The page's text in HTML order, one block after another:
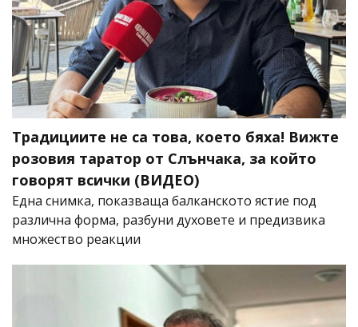
Традициите не са това, което бяха! Вижте
розовия таратор от Слънчака, за който
говорят всички (ВИДЕО)
Една снимка, показваща балканското ястие под
различна форма, разбуни духовете и предизвика
множество реакции